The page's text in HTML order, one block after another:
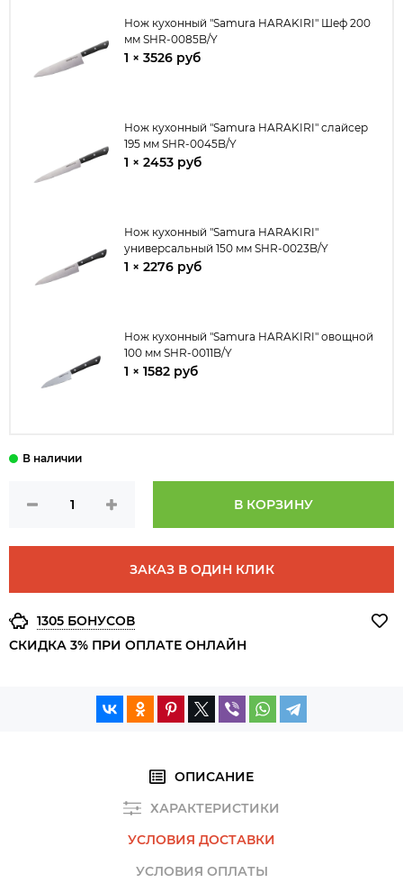
Нож кухонный "Samura HARAKIRI" Шеф 200
мм SHR-0085B/Y
1 × 3526 руб
Нож кухонный "Samura HARAKIRI" слайсер
195 мм SHR-0045B/Y
1 × 2453 руб
Нож кухонный "Samura HARAKIRI"
универсальный 150 мм SHR-0023B/Y
1 × 2276 руб
Нож кухонный "Samura HARAKIRI" овощной
100 мм SHR-0011B/Y
1 × 1582 руб
В КОРЗИНУ
ЗАКАЗ В ОДИН КЛИК
1305 БОНУСОВ
СКИДКА 3% ПРИ ОПЛАТЕ ОНЛАЙН
ОПИСАНИЕ
ХАРАКТЕРИСТИКИ
УСЛОВИЯ ДОСТАВКИ
УСЛОВИЯ ОПЛАТЫ